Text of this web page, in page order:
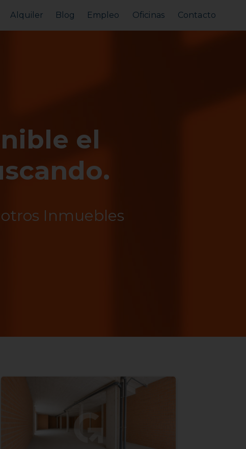
Alquiler Blog Empleo Oficinas Contacto
el
Inmuebles